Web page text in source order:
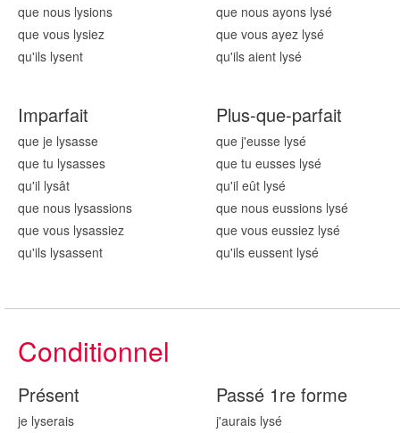
que nous lysions
que vous lysiez
qu'ils lysent
que nous ayons lysé
que vous ayez lysé
qu'ils aient lysé
Imparfait
que je lysasse
que tu lysasses
qu'il lysât
que nous lysassions
que vous lysassiez
qu'ils lysassent
Plus-que-parfait
que j'eusse lysé
que tu eusses lysé
qu'il eût lysé
que nous eussions lysé
que vous eussiez lysé
qu'ils eussent lysé
Conditionnel
Présent
je lyserais
Passé 1re forme
j'aurais lysé